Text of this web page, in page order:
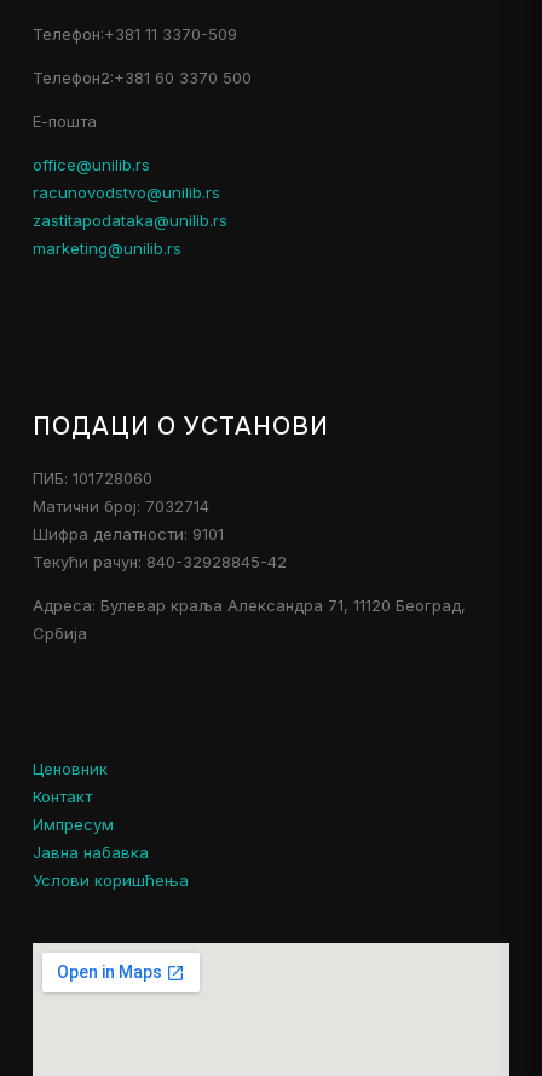
Телефон:+381 11 3370-509
Телефон2:+381 60 3370 500
Е-пошта
office@unilib.rs
racunovodstvo@unilib.rs
zastitapodataka@unilib.rs
marketing@unilib.rs
ПОДАЦИ О УСТАНОВИ
ПИБ: 101728060
Матични број: 7032714
Шифра делатности: 9101
Текући рачун: 840-32928845-42
Адреса: Булевар краља Александра 71, 11120 Београд,
Србија
Ценовник
Контакт
Импресум
Јавна набавка
Услови коришћења